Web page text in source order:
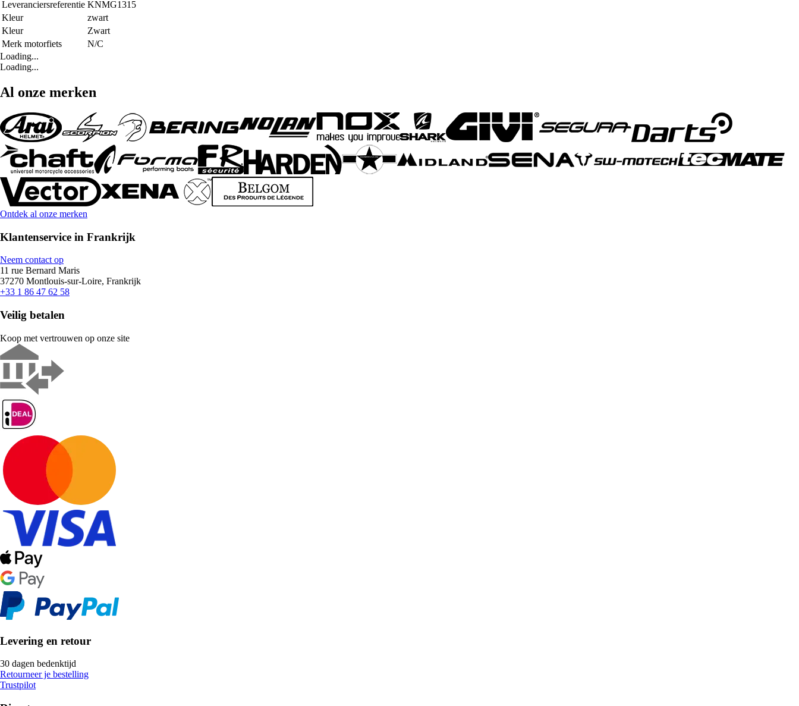
Leveranciersreferentie KNMG1315
Kleur
zwart
Kleur
Zwart
Merk motorfiets
N/C
Loading...
Loading...
Al onze merken
Ontdek al onze merken
Klantenservice in Frankrijk
Neem contact op
11 rue Bernard Maris
37270 Montlouis-sur-Loire, Frankrijk
+33 1 86 47 62 58
Veilig betalen
Koop met vertrouwen op onze site
Levering en retour
30 dagen bedenktijd
Retourneer je bestelling
Trustpilot